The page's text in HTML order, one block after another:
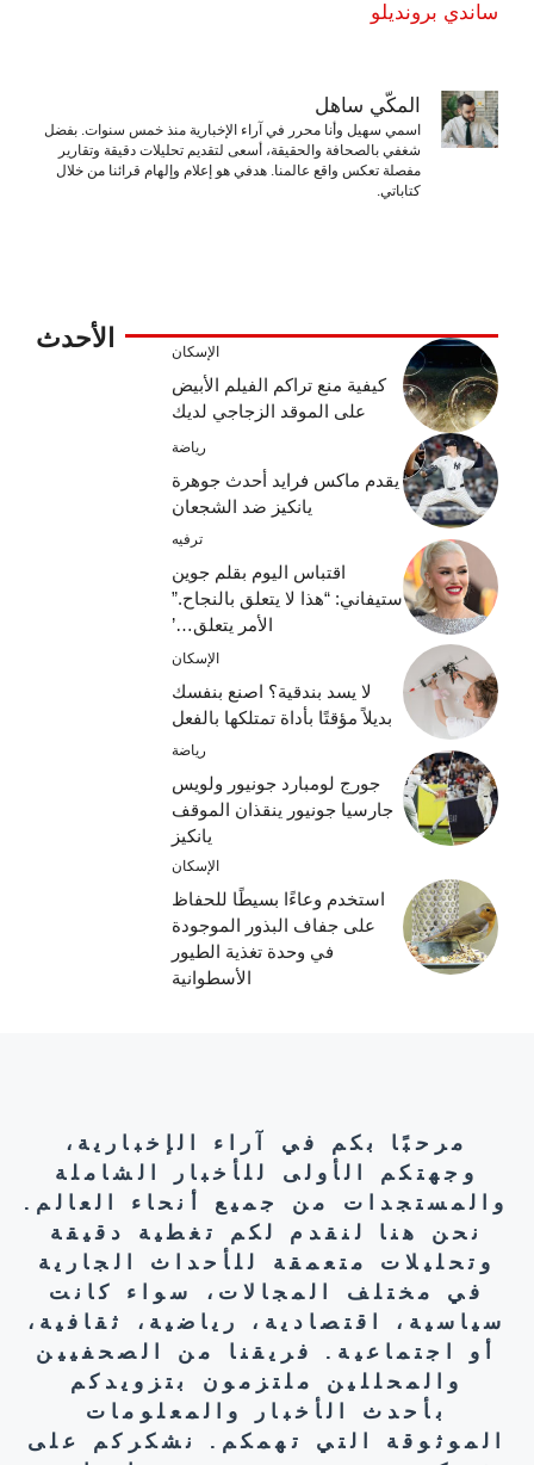
ساندي برونديلو
المكّي ساهل
اسمي سهيل وأنا محرر في آراء الإخبارية منذ خمس سنوات. بفضل
شغفي بالصحافة والحقيقة، أسعى لتقديم تحليلات دقيقة وتقارير
مفصلة تعكس واقع عالمنا. هدفي هو إعلام وإلهام قرائنا من خلال
كتاباتي.
الأحدث الإسكان
كيفية منع تراكم الفيلم الأبيض
على الموقد الزجاجي لديك
رياضة
يقدم ماكس فرايد أحدث جوهرة
يانكيز ضد الشجعان
ترفيه
اقتباس اليوم بقلم جوين
ستيفاني: “هذا لا يتعلق بالنجاح.”
الأمر يتعلق…’
الإسكان
لا يسد بندقية؟ اصنع بنفسك
بديلاً مؤقتًا بأداة تمتلكها بالفعل
رياضة
جورج لومبارد جونيور ولويس
جارسيا جونيور ينقذان الموقف
يانكيز
الإسكان
استخدم وعاءًا بسيطًا للحفاظ
على جفاف البذور الموجودة
في وحدة تغذية الطيور
الأسطوانية
مرحبًا بكم في آراء الإخبارية،
وجهتكم الأولى للأخبار الشاملة
والمستجدات من جميع أنحاء العالم.
نحن هنا لنقدم لكم تغطية دقيقة
وتحليلات متعمقة للأحداث الجارية
في مختلف المجالات، سواء كانت
سياسية، اقتصادية، رياضية، ثقافية،
أو اجتماعية. فريقنا من الصحفيين
والمحللين ملتزمون بتزويدكم
بأحدث الأخبار والمعلومات
الموثوقة التي تهمكم. نشكركم على